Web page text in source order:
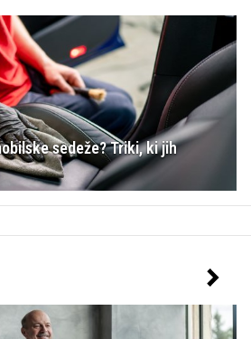
sedeže? Triki, ki jih